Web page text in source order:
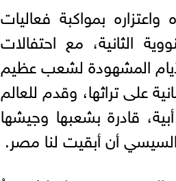
بمواكبة فعاليات
الثانية، مع احتفالات
يونيو عام 2013، تلك الأيام المشهودة لشعب عظيم
على تراثها، وقدم للعالم
قادرة بشعبها وجيشها
السيسي أن أبقيت لنا مصر.